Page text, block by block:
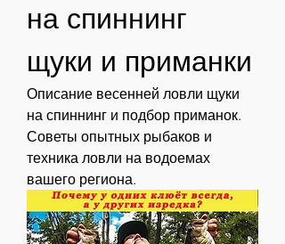
на спиннинг
щуки и приманки
Описание весенней ловли щуки
на спиннинг и подбор приманок.
Советы опытных рыбаков и
техника ловли на водоемах
вашего региона.